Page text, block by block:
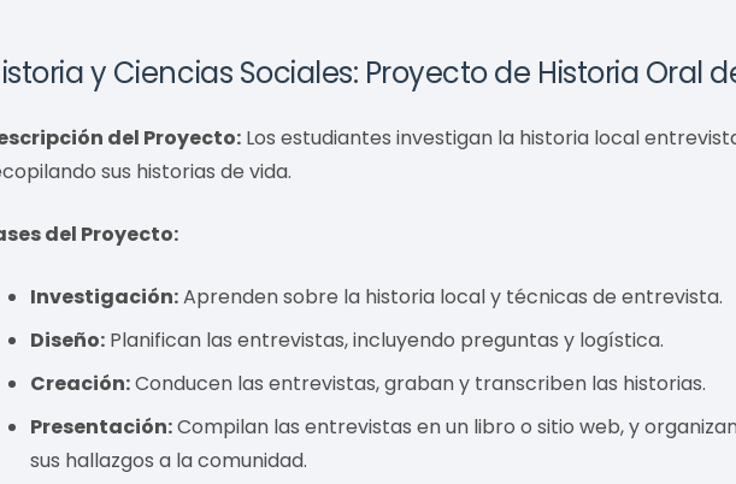
y Ciencias Sociales: Proyecto de Historia Oral
del Proyecto: Los estudiantes investigan la historia local
sus historias de vida.
del Proyecto:
Investigación:Aprenden sobre la historia local y técnicas de entrevista.
Diseño: Planifican las entrevistas, incluyendo preguntas y logística.
Creación:Conducen las entrevistas, graban y transcriben las historias.
Presentación:Compilan las entrevistas en un libro o sitio web, y
sus hallazgos a la comunidad.